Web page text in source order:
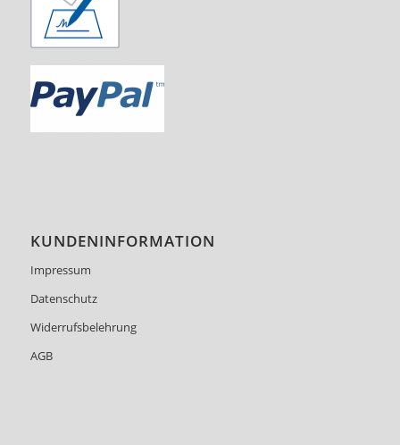
KUNDENINFORMATION
Impressum
Datenschutz
Widerrufsbelehrung
AGB